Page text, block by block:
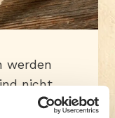
werden
nicht
kulinarisch